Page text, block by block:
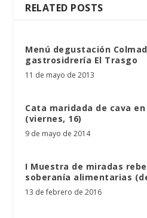
RELATED POSTS
Menú degustación
gastrosidrería El Trasgo
11 de mayo de 2013
Cata maridada de cava en
(viernes, 16)
9 de mayo de 2014
I Muestra de miradas
soberanía alimentarias
13 de febrero de 2016